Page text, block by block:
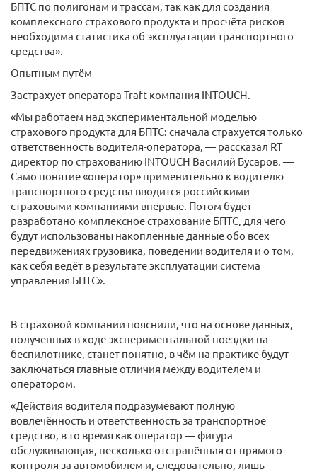
БПТС по полигонам и трассам, так как для создания
комплексного страхового продукта и просчёта рисков
необходима статистика об эксплуатации транспортного
средства».
Опытным путём
Застрахует оператора Traft компания INTOUCH.
«Мы работаем над экспериментальной моделью
страхового продукта для БПТС: сначала страхуется только
ответственность водителя-оператора, — рассказал RT
директор по страхованию INTOUCH Василий Бусаров. —
Само понятие «оператор» применительно к водителю
транспортного средства вводится российскими
страховыми компаниями впервые. Потом будет
разработано комплексное страхование БПТС, для чего
будут использованы накопленные данные обо всех
передвижениях грузовика, поведении водителя и о том,
как себя ведёт в результате эксплуатации система
управления БПТС».
В страховой компании пояснили, что на основе данных,
полученных в ходе экспериментальной поездки на
беспилотнике, станет понятно, в чём на практике будут
заключаться главные отличия между водителем и
оператором.
«Действия водителя подразумевают полную
вовлечённость и ответственность за транспортное
средство, в то время как оператор — фигура
обслуживающая, несколько отстранённая от прямого
контроля за автомобилем и, следовательно, лишь